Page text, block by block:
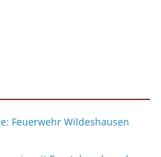
Feuerwehr Wildeshausen